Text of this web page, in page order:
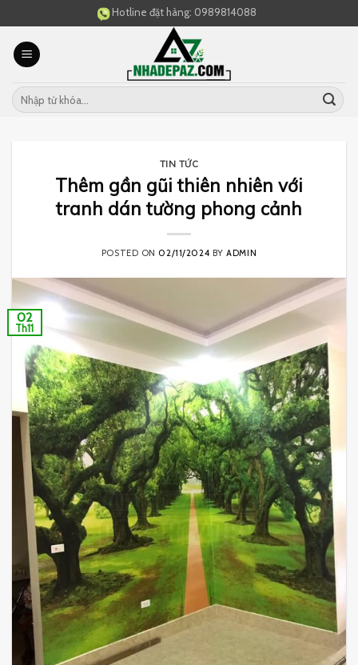
to
content
Hotline đặt hàng: 0989814088
TIN TỨC
Thêm gần gũi thiên nhiên với
tranh dán tường phong cảnh
POSTED ON 02/11/2024 BYADMIN
02
Th11